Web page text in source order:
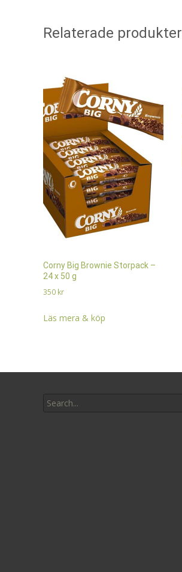
Relaterade produkter
Corny Big Brownie Storpack –
24 x 50 g
350 kr
Läs mera & köp
for: